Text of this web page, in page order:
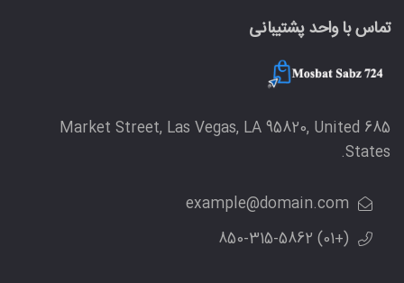
تماس با واحد پشتیبانی
685 Market Street, Las Vegas, LA 95820, United
States.
example@domain.com
(+01) 850-315-5862